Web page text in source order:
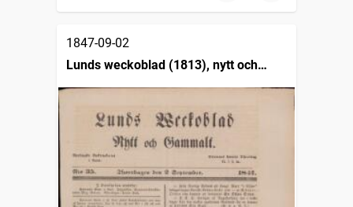
1847-09-02
Lunds weckoblad (1813), nytt och
gammalt